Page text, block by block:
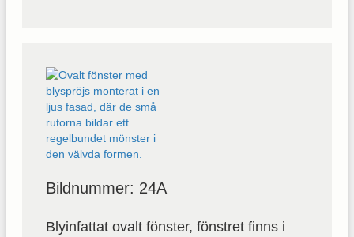
Bildnummer: 24A
Blyinfattat ovalt fönster, fönstret finns i